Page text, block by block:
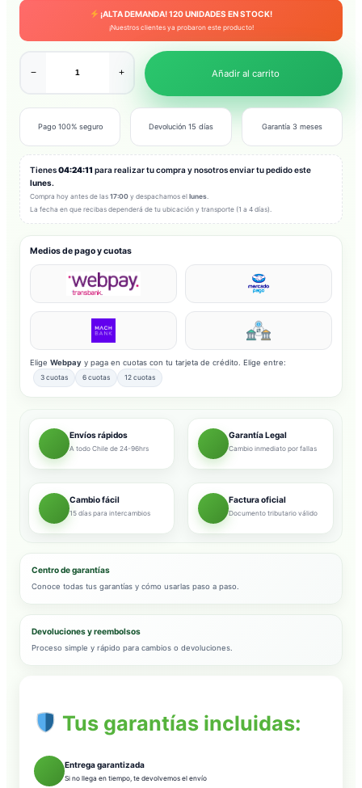
¡ALTA DEMANDA!120UNIDADES EN STOCK!
¡Nuestros clientes ya probaron este producto!
− + Añadir al carrito
Pago 100% seguro Devolución 15 días Garantía 3 meses
Tienes04:24:09para realizar tu compra y nosotros enviar tu pedido este
lunes.
Compra hoy antes de las 17:00 y despachamos el lunes
La fecha en que recibas dependerá de tu ubicación y transporte (1 a 4 días).
Medios de pago y cuotas
Elige Webpay y paga en cuotas con tu tarjeta de crédito. Elige entre:
3 cuotas 6 cuotas 12 cuotas
Envíos rápidos
A todo Chile de 24-96hrs
Garantía Legal
Cambio inmediato por fallas
Cambio fácil
15 días para intercambios
Factura oficial
Documento tributario válido
Centro de garantías
Conoce todas tus garantías y cómo usarlas paso a paso.
Devoluciones y reembolsos
Proceso simple y rápido para cambios o devoluciones.
Tus garantías incluidas:
Entrega garantizada
Si no llega en tiempo, te devolvemos el envío